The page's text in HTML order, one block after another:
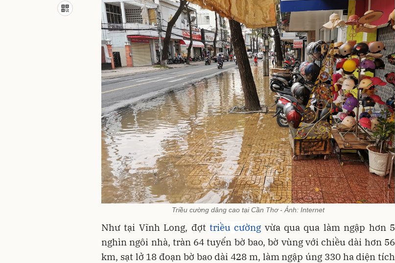
Triều cường dâng cao tại Cần Thơ - Ảnh: Internet
Như tại Vĩnh Long, đợt triều cường vừa qua qua làm ngập hơn 5
nghìn ngôi nhà, tràn 64 tuyến bờ bao, bờ vùng với chiều dài hơn 56
km, sạt lở 18 đoạn bờ bao dài 428 m, làm ngập úng 330 ha diện tích